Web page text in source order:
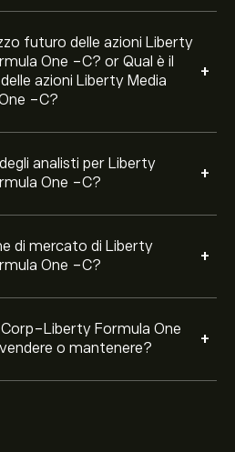
futuro delle azioni Liberty
One -C? or Qual è il
azioni Liberty Media
-C?
+
analisti per Liberty
One -C?
+
di mercato di Liberty
One -C?
+
Liberty Formula One
o mantenere?
+